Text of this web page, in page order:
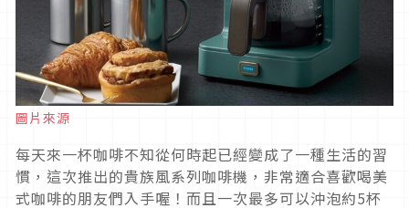
圖片來源
每天來一杯咖啡不知從何時起已經變成了一種生活的習
慣，這次推出的貴族風系列咖啡機，非常適合喜歡喝美
式咖啡的朋友們入手喔！而且一次最多可以沖泡約5杯